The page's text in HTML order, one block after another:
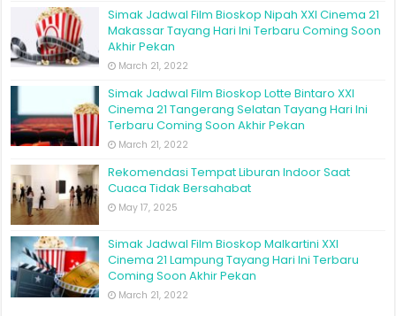
Simak Jadwal Film Bioskop Nipah XXI Cinema 21
Makassar Tayang Hari Ini Terbaru Coming Soon
Akhir Pekan
March 21, 2022
Simak Jadwal Film Bioskop Lotte Bintaro XXI
Cinema 21 Tangerang Selatan Tayang Hari Ini
Terbaru Coming Soon Akhir Pekan
March 21, 2022
Rekomendasi Tempat Liburan Indoor Saat
Cuaca Tidak Bersahabat
May 17, 2025
Simak Jadwal Film Bioskop Malkartini XXI
Cinema 21 Lampung Tayang Hari Ini Terbaru
Coming Soon Akhir Pekan
March 21, 2022